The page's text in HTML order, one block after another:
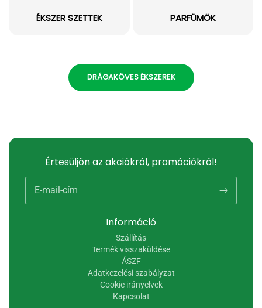
ÉKSZER SZETTEK PARFÜMÖK
DRÁGAKÖVES ÉKSZEREK
Információ
Szállítás
Termék visszaküldése
ÁSZF
Adatkezelési szabályzat
Cookie irányelvek
Kapcsolat
Értesüljön az akciókról, promóciókról!
E-mail-cím